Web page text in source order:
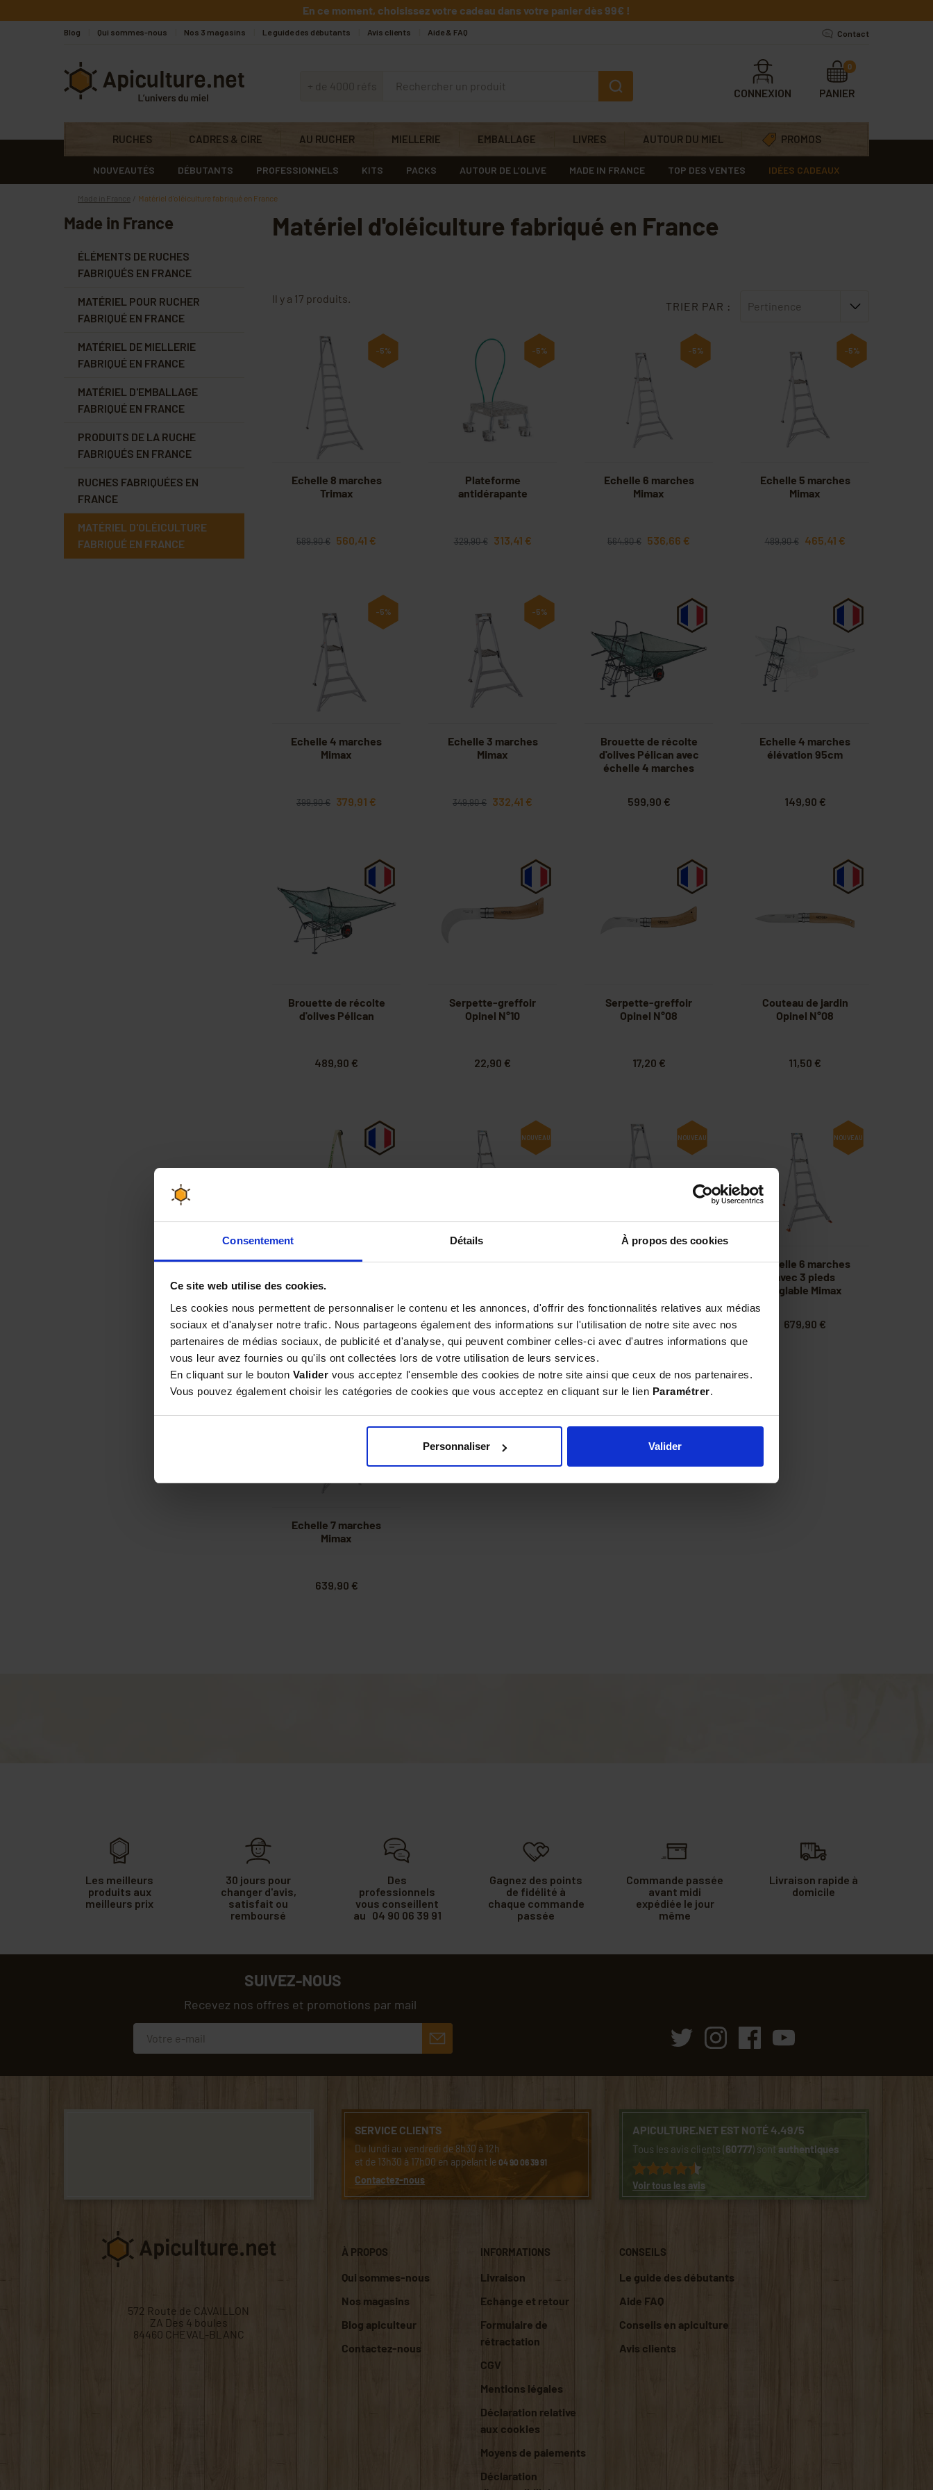
Consentement Détails À propos des cookies
Ce site web utilise des cookies.
Les cookies nous permettent de personnaliser le contenu et les annonces, d'offrir des fonctionnalités relatives aux médias
sociaux et d'analyser notre trafic. Nous partageons également des informations sur l'utilisation de notre site avec nos
partenaires de médias sociaux, de publicité et d'analyse, qui peuvent combiner celles-ci avec d'autres informations que
vous leur avez fournies ou qu'ils ont collectées lors de votre utilisation de leurs services.
En cliquant sur le bouton Valider vous acceptez l'ensemble des cookies de notre site ainsi que ceux de nos partenaires.
Vous pouvez également choisir les catégories de cookies que vous acceptez en cliquant sur le lien Paramétrer.
Personnaliser Valider
En ce moment, choisissez votre cadeau dans votre panier dès 99€ !
Blog Qui sommes-nous Nos 3 magasins Le guide des débutants Avis clients Aide & FAQ Contact
+ de 4000 réfs
CONNEXION PANIER
0
RUCHES CADRES & CIRE AU RUCHER MIELLERIE EMBALLAGE LIVRES AUTOUR DU MIEL PROMOS
NOUVEAUTÉS DÉBUTANTS PROFESSIONNELS KITS PACKS AUTOUR DE L’OLIVE MADE IN FRANCE TOP DES VENTES IDÉES CADEAUX
Made in France Matériel d'oléiculture fabriqué en France
Made in France
ÉLÉMENTS DE RUCHES
FABRIQUÉS EN FRANCE
MATÉRIEL POUR RUCHER
FABRIQUÉ EN FRANCE
MATÉRIEL DE MIELLERIE
FABRIQUÉ EN FRANCE
MATÉRIEL D'EMBALLAGE
FABRIQUÉ EN FRANCE
PRODUITS DE LA RUCHE
FABRIQUÉS EN FRANCE
RUCHES FABRIQUÉES EN
FRANCE
MATÉRIEL D'OLÉICULTURE
FABRIQUÉ EN FRANCE
Matériel d'oléiculture fabriqué en France
Il y a 17 produits.
TRIER PAR : Pertinence
-5%
Echelle 8 marches
Trimax
589,90 € 560,41 €
-5%
Plateforme
antidérapante
329,90 € 313,41 €
-5%
Echelle 6 marches
Mimax
564,90 € 536,66 €
-5%
Echelle 5 marches
Mimax
489,90 € 465,41 €
-5%
Echelle 4 marches
Mimax
399,90 € 379,91 €
-5%
Echelle 3 marches
Mimax
349,90 € 332,41 €
Brouette de récolte
d'olives Pélican avec
échelle 4 marches
599,90 €
Echelle 4 marches
élévation 95cm
149,90 €
Brouette de récolte
d'olives Pélican
489,90 €
Serpette-greffoir
Opinel N°10
22,90 €
Serpette-greffoir
Opinel N°08
17,20 €
Couteau de jardin
Opinel N°08
11,50 €
Seau multifonctions
28,90 €
NOUVEAU
Echelle 8 marches
829,90 €
NOUVEAU
Echelle 6 marches
364,90 €
NOUVEAU
Echelle 6 marches
avec 3 pieds
réglable Mimax
679,90 €
Echelle 7 marches
Mimax
639,90 €
Les meilleurs
produits aux
meilleurs prix
30 jours pour
changer d'avis,
satisfait ou
remboursé
Des
professionnels
vous conseillent
au 04 90 06 39 91
Gagnez des points
de fidélité à
chaque commande
passée
Commande passée
avant midi
expédiée le jour
même
Livraison rapide à
domicile
SUIVEZ-NOUS
Recevez nos offres et promotions par mail
SERVICE CLIENTS
Du lundi au vendredi de 8h30 à 12h
et de 13h30 à 17h00 en appelant le04 90 06 39 91
Contactez-nous
APICULTURE.NET EST NOTÉ 4.49/5
Tous les avis clients (60777) sont authentiques
Voir tous les avis
572 Route de CAVAILLON
ZA Des 4 boules
84460 CHEVAL-BLANC
À PROPOS
Qui sommes-nous
Nos magasins
Blog apiculteur
Contactez-nous
INFORMATIONS
Livraison
Echange et retour
Formulaire de
rétractation
CGV
Mentions légales
Déclaration relative
aux cookies
Moyens de paiements
Déclaration
CONSEILS
Le guide des débutants
Aide FAQ
Conseils en apiculture
Avis clients